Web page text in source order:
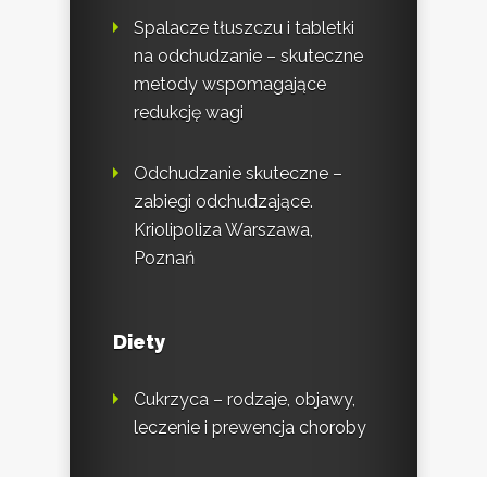
Spalacze tłuszczu i tabletki
na odchudzanie – skuteczne
metody wspomagające
redukcję wagi
Odchudzanie skuteczne –
zabiegi odchudzające.
Kriolipoliza Warszawa,
Poznań
Diety
Cukrzyca – rodzaje, objawy,
leczenie i prewencja choroby